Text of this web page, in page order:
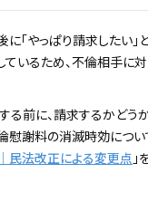
「やっぱり請求したい」
いるため、不倫相手に
前に、請求するかどう
慰謝料の消滅時効につい
民法改正による変更点